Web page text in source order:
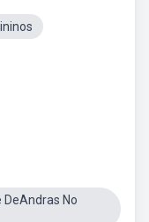
DeAndras No